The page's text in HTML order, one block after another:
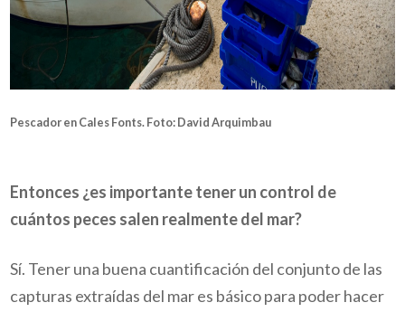
Pescador en Cales Fonts. Foto: David Arquimbau
Entonces ¿es importante tener un control de
cuántos peces salen realmente del mar?
Sí. Tener una buena cuantificación del conjunto de las
capturas extraídas del mar es básico para poder hacer